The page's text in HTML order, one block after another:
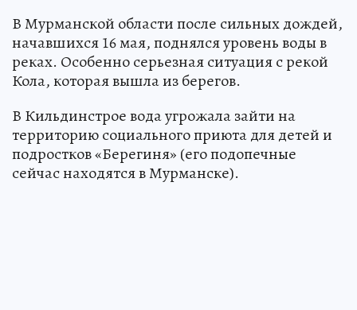
В Мурманской области после сильных дождей,
начавшихся 16 мая, поднялся уровень воды в
реках. Особенно серьезная ситуация с рекой
Кола, которая вышла из берегов.
В Кильдинстрое вода угрожала зайти на
территорию социального приюта для детей и
подростков «Берегиня» (его подопечные
сейчас находятся в Мурманске).